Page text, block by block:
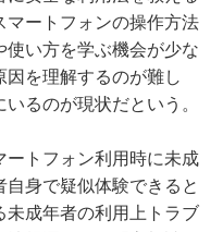
マートフォンの操作方法
い方を学ぶ機会が少な
を理解するのが難し
るのが現状だという。
トフォン利用時に未成
身で疑似体験できると
未成年者の利用上トラブ